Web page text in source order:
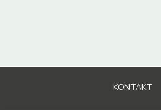
KONTAKT